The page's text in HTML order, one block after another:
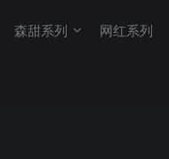
森甜系列 网红系列